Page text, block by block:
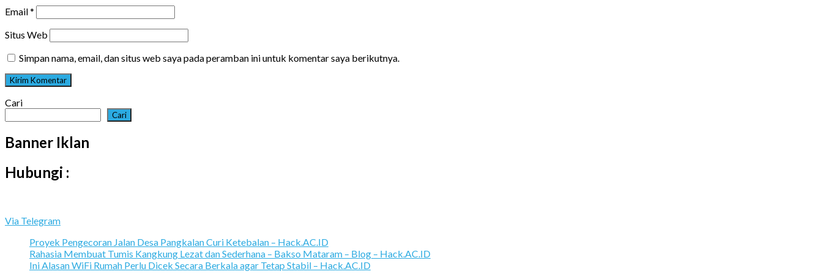
Email*
Situs Web
Simpan nama, email, dan situs web saya pada peramban ini untuk komentar saya berikutnya.
Cari
Cari
Banner Iklan
Hubungi :
Via Telegram
Proyek Pengecoran Jalan Desa Pangkalan Curi Ketebalan – Hack.AC.ID
Rahasia Membuat Tumis Kangkung Lezat dan Sederhana – Bakso Mataram – Blog – Hack.AC.ID
Ini Alasan WiFi Rumah Perlu Dicek Secara Berkala agar Tetap Stabil – Hack.AC.ID